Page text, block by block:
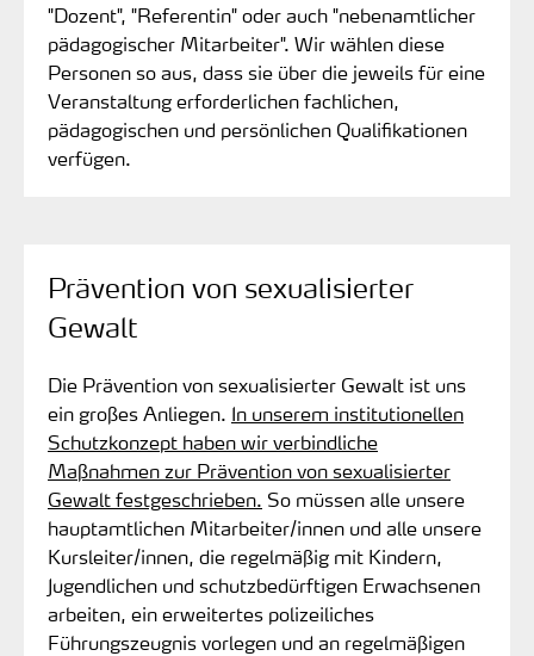
"Dozent", "Referentin" oder auch "nebenamtlicher
pädagogischer Mitarbeiter". Wir wählen diese
Personen so aus, dass sie über die jeweils für eine
Veranstaltung erforderlichen fachlichen,
pädagogischen und persönlichen Qualifikationen
verfügen.
Prävention von sexualisierter
Gewalt
Die Prävention von sexualisierter Gewalt ist uns
ein großes Anliegen. In unserem institutionellen
Schutzkonzept haben wir verbindliche
Maßnahmen zur Prävention von sexualisierter
Gewalt festgeschrieben. So müssen alle unsere
hauptamtlichen Mitarbeiter/innen und alle unsere
Kursleiter/innen, die regelmäßig mit Kindern,
Jugendlichen und schutzbedürftigen Erwachsenen
arbeiten, ein erweitertes polizeiliches
Führungszeugnis vorlegen und an regelmäßigen